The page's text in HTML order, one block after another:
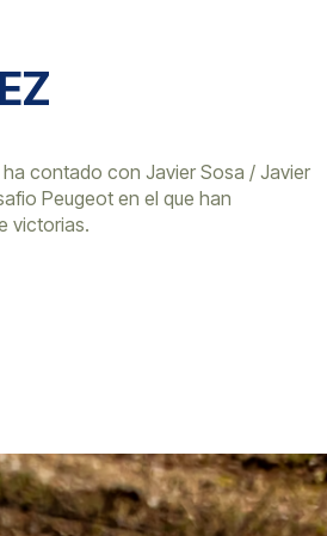
ha contado con Javier Sosa / Javier
Peugeot en el que han
victorias.